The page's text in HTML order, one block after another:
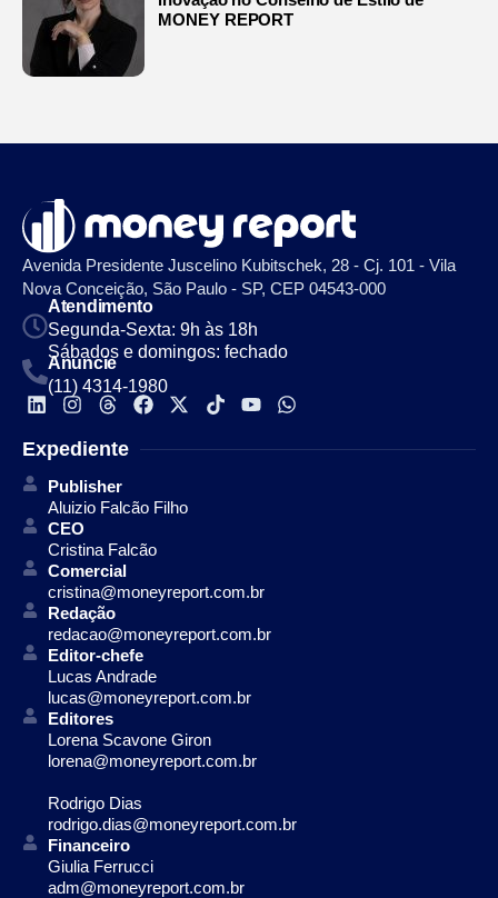
MONEY REPORT
Avenida Presidente Juscelino Kubitschek, 28 - Cj. 101 - Vila
Nova Conceição, São Paulo - SP, CEP 04543-000
Atendimento
Segunda-Sexta: 9h às 18h
Sábados e domingos: fechado
Anuncie
(11) 4314-1980
Expediente
Publisher
Aluizio Falcão Filho
CEO
Cristina Falcão
Comercial
cristina@moneyreport.com.br
Redação
redacao@moneyreport.com.br
Editor-chefe
Lucas Andrade
lucas@moneyreport.com.br
Editores
Lorena Scavone Giron
lorena@moneyreport.com.br
Rodrigo Dias
rodrigo.dias@moneyreport.com.br
Financeiro
Giulia Ferrucci
adm@moneyreport.com.br